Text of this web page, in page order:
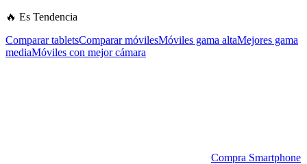
🔥 Es Tendencia
Comparar tabletsComparar móvilesMóviles gama altaMejores gama
mediaMóviles con mejor cámara
Compra Smartphone